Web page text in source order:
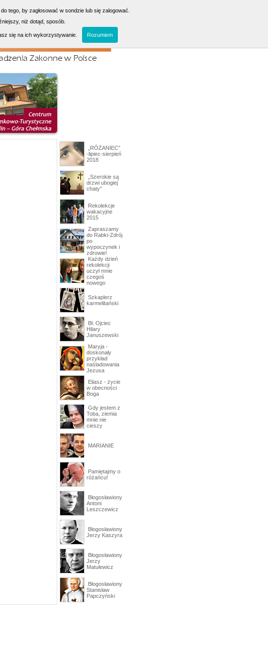
„RÓŻANIEC”
-lipiec-sierpień
2018
„Szerokie są
drzwi ubogiej
chaty”
Rekolekcje
wakacyjne
2015
Zapraszamy
do Rabki-Zdrój
po
wypoczynek i
zdrowie!
Każdy dzień
rekolekcji
uczył mnie
czegoś
nowego
Szkaplerz
karmelitański
Bł. Ojciec
Hilary
Januszewski
Maryja -
doskonały
przykład
naśladowania
Jezusa
Eliasz - życie
w obecności
Boga
Gdy jestem z
Toba, ziemia
mnie nie
cieszy
MARIANIE
Pamiętajmy o
różańcu!
Błogosławiony
Antoni
Leszczewicz
Błogosławiony
Jerzy Kaszyra
Błogosławiony
Jerzy
Matulewicz
Błogosławiony
Stanisław
Papczyński
tego, by zagłosować w sondzie lub się zalogować.
niż dotąd, sposób.
się na ich wykorzystywanie. Rozumiem